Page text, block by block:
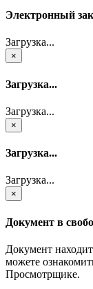
Электронный
Загрузка...
×
Загрузка...
Загрузка...
×
Загрузка...
Загрузка...
×
Документ в
Документ
можете
Просмотрщике.